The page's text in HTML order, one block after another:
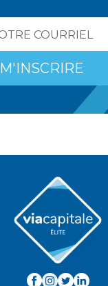
M'INSCRIRE